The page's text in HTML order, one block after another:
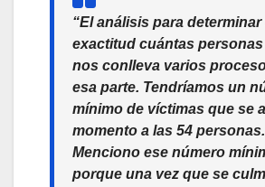
“El análisis para determinar
exactitud cuántas
nos conlleva varios
esa parte. Tendríamos un
mínimo de víctimas que se
momento a las 54 personas.
Menciono ese número
porque una vez que se